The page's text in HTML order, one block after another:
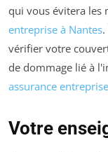
qui vous évitera les
entreprise à Nantes
vérifier votre
de dommage lié à
assurance
Votre